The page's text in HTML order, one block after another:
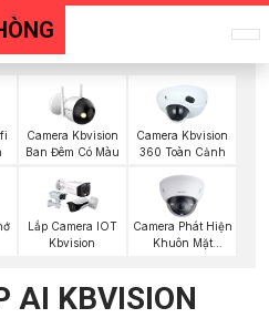
Camera Kbvision
Ban Đêm Có Màu
Camera Kbvision
360 Toàn Cảnh
Lắp Camera IOT
Kbvision
Camera Phát Hiện
Khuôn Mặt
AI KBVISION